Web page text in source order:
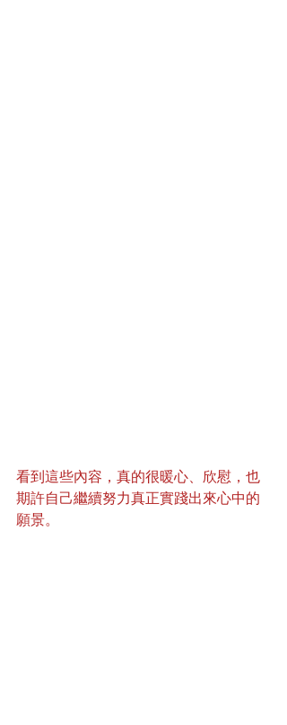
看到這些內容，真的很暖心、欣慰，也
期許自己繼續努力真正實踐出來心中的
願景。